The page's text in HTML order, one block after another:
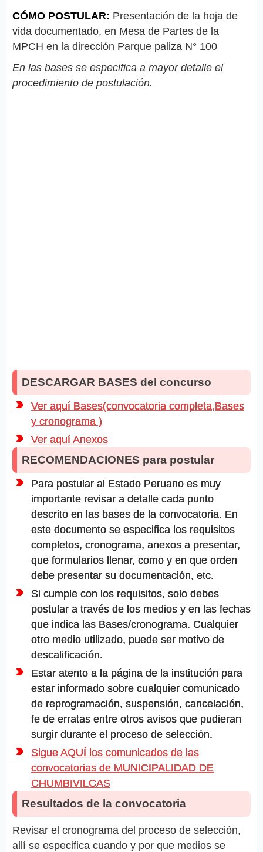
CÓMO POSTULAR: Presentación de la hoja de
vida documentado, en Mesa de Partes de la
MPCH en la dirección Parque paliza N° 100
En las bases se especifica a mayor detalle el
procedimiento de postulación.
DESCARGAR BASES del concurso
Ver aquí Bases(convocatoria completa,Bases
y cronograma )
Ver aquí Anexos
RECOMENDACIONES para postular
Para postular al Estado Peruano es muy
importante revisar a detalle cada punto
descrito en las bases de la convocatoria. En
este documento se especifica los requisitos
completos, cronograma, anexos a presentar,
que formularios llenar, como y en que orden
debe presentar su documentación, etc.
Si cumple con los requisitos, solo debes
postular a través de los medios y en las fechas
que indica las Bases/cronograma. Cualquier
otro medio utilizado, puede ser motivo de
descalificación.
Estar atento a la página de la institución para
estar informado sobre cualquier comunicado
de reprogramación, suspensión, cancelación,
fe de erratas entre otros avisos que pudieran
surgir durante el proceso de selección.
Sigue AQUÍ los comunicados de las
convocatorias de MUNICIPALIDAD DE
CHUMBIVILCAS
Resultados de la convocatoria
Revisar el cronograma del proceso de selección,
allí se especifica cuando y por que medios se